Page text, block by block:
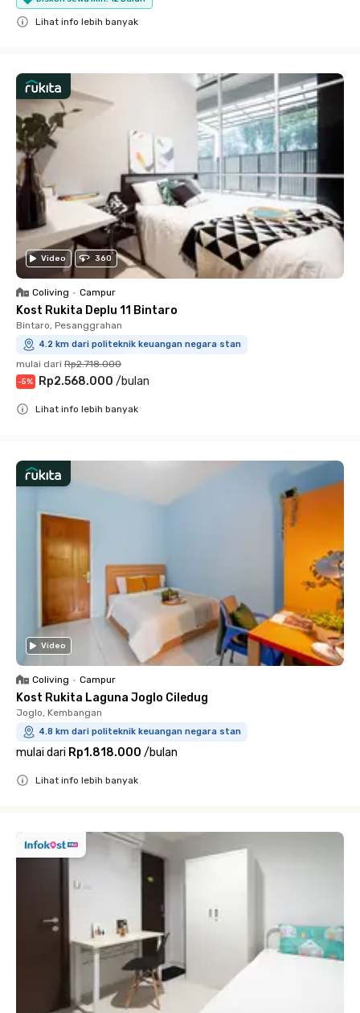
Lihat info lebih banyak
Video 360
Coliving • Campur
Kost Rukita Deplu 11 Bintaro
Bintaro, Pesanggrahan
4.2 km dari politeknik keuangan negara stan
mulai dari Rp2.718.000
-5% Rp2.568.000 /bulan
Lihat info lebih banyak
Video
Coliving • Campur
Kost Rukita Laguna Joglo Ciledug
Joglo, Kembangan
4.8 km dari politeknik keuangan negara stan
mulai dari Rp1.818.000 /bulan
Lihat info lebih banyak